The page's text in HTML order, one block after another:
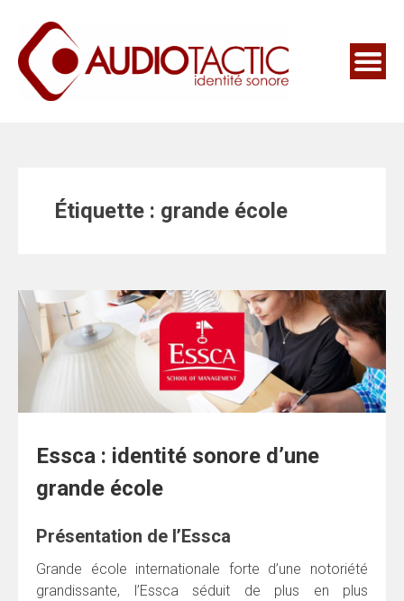
Étiquette : grande école
Essca : identité sonore d’une
grande école
Présentation de l’Essca
Grande école internationale forte d’une notoriété
grandissante, l’Essca séduit de plus en plus